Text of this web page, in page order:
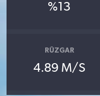
%13
RÜZGAR
4.89 M/S